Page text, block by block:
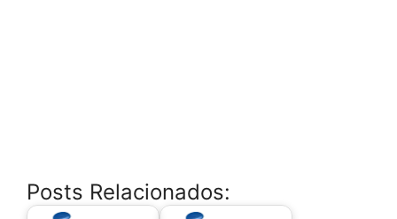
Posts Relacionados: